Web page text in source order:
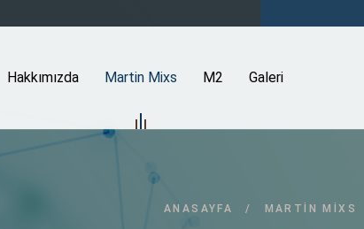
Hakkımızda Martin Mixs M2 Galeri
ANASAYFA / MARTIN MIXS